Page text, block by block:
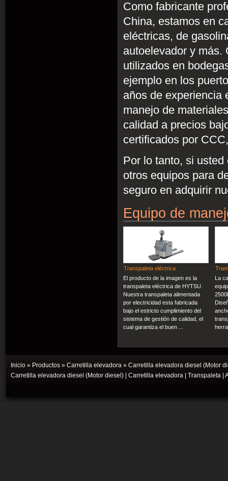
Como fabricante
China, estamos en
eléctricas, de
autoelevador y más.
utilizados en
ejemplo en los
años de experiencia
manejo de
calidad a precios
certificados por
Por lo tanto, si
otros equipos para
seguro en adquirir
Equipo de
Transpaleta eléctrica
El producto de la imagen es la
transpaleta eléctrica de HYTSU.
Nuestra transpaleta alimentada
por electricidad esta fabricada
bajo el estricto cumplimiento del
sistema de gestión de calidad, el
cual garantiza el buen ...
La
Inicio » Productos » Carretilla elevadora » Carretilla elevadora diesel (Motor
Carretilla elevadora diesel (Motor diesel)
Carretilla elevadora Transpaleta